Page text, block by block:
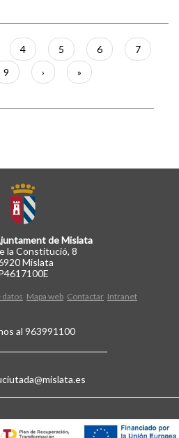
Página
4 Página
5 Página
6 Página
7
Página
9
Siguiente
página
›
Última
página
»
de Mislata
la Constitució, 8
Mislata
datos Mapa web Contactar Intranet
al 963991100